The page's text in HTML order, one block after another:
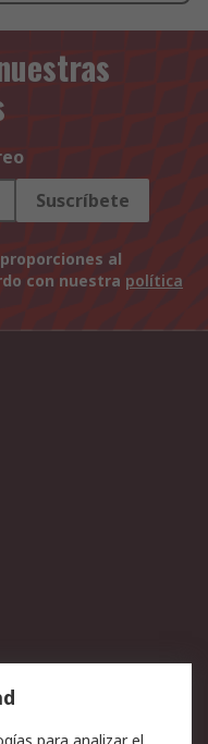
Suscríbete
al
con nuestra política